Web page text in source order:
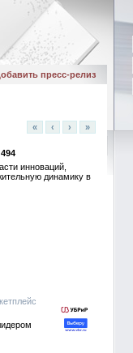
пресс-релиз
« ‹ › »
494
инноваций,
динамику в